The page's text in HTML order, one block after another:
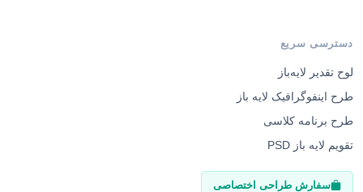
دسترسی سریع
لوح تقدیر لایه‌باز
طرح اینفوگرافیک لایه باز
طرح برنامه کلاسی
تقویم لایه باز PSD
سفارش طراحی اختصاصی